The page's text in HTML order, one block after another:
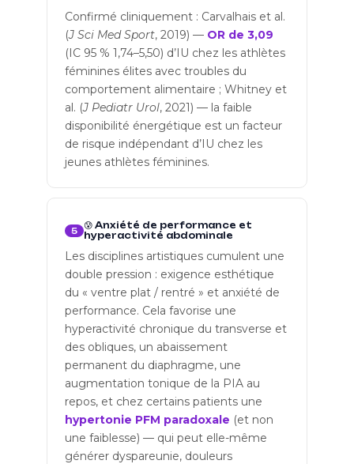
Confirmé cliniquement : Carvalhais et al.
(J Sci Med Sport, 2019) — OR de 3,09
(IC 95 % 1,74–5,50) d’IU chez les athlètes
féminines élites avec troubles du
comportement alimentaire ; Whitney et
al. (J Pediatr Urol, 2021) — la faible
disponibilité énergétique est un facteur
de risque indépendant d’IU chez les
jeunes athlètes féminines.
5
😰 Anxiété de performance et
hyperactivité abdominale
Les disciplines artistiques cumulent une
double pression : exigence esthétique
du « ventre plat / rentré » et anxiété de
performance. Cela favorise une
hyperactivité chronique du transverse et
des obliques, un abaissement
permanent du diaphragme, une
augmentation tonique de la PIA au
repos, et chez certains patients une
hypertonie PFM paradoxale (et non
une faiblesse) — qui peut elle-même
générer dyspareunie, douleurs